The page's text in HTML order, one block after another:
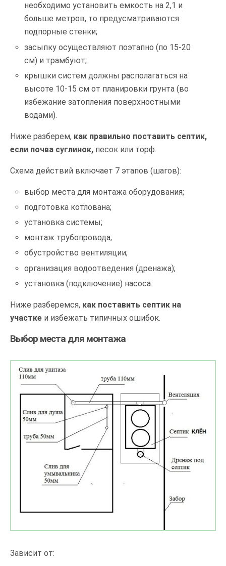
необходимо установить емкость на 2,1 и
больше метров, то предусматриваются
подпорные стенки;
засыпку осуществляют поэтапно (по 15-20
см) и трамбуют;
крышки систем должны располагаться на
высоте 10-15 см от планировки грунта (во
избежание затопления поверхностными
водами).
Ниже разберем, как правильно поставить септик,
если почва суглинок, песок или торф.
Схема действий включает 7 этапов (шагов):
выбор места для монтажа оборудования;
подготовка котлована;
установка системы;
монтаж трубопровода;
обустройство вентиляции;
организация водоотведения (дренажа);
установка (подключение) насоса.
Ниже разберемся, как поставить септик на
участке и избежать типичных ошибок.
Выбор места для монтажа
Зависит от: